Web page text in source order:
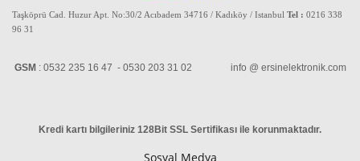
Taşköprü Cad. Huzur Apt. No:30/2 Acıbadem 34716 / Kadıköy / Istanbul Tel : 0216 338
96 31
GSM : 0532 235 16 47 - 0530 203 31 02 info @ ersinelektronik.com
Kredi kartı bilgileriniz 128Bit SSL Sertifikası ile korunmaktadır.
Sosyal Medya